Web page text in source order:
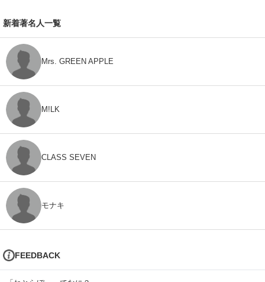
新着著名人一覧
Mrs. GREEN APPLE
M!LK
CLASS SEVEN
モナキ
FEEDBACK